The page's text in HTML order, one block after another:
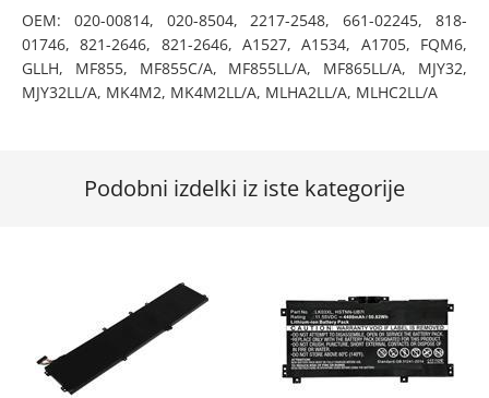
OEM: 020-00814, 020-8504, 2217-2548, 661-02245, 818-
01746, 821-2646, 821-2646, A1527, A1534, A1705, FQM6,
GLLH, MF855, MF855C/A, MF855LL/A, MF865LL/A, MJY32,
MJY32LL/A, MK4M2, MK4M2LL/A, MLHA2LL/A, MLHC2LL/A
Podobni izdelki iz iste kategorije